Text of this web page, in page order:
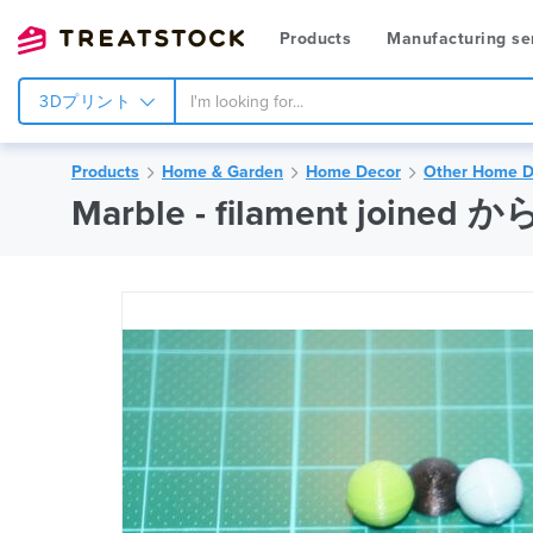
Products Manufacturing
3Dプリント
Products Home & Garden Home Decor Other Home
Marble - filament joined か